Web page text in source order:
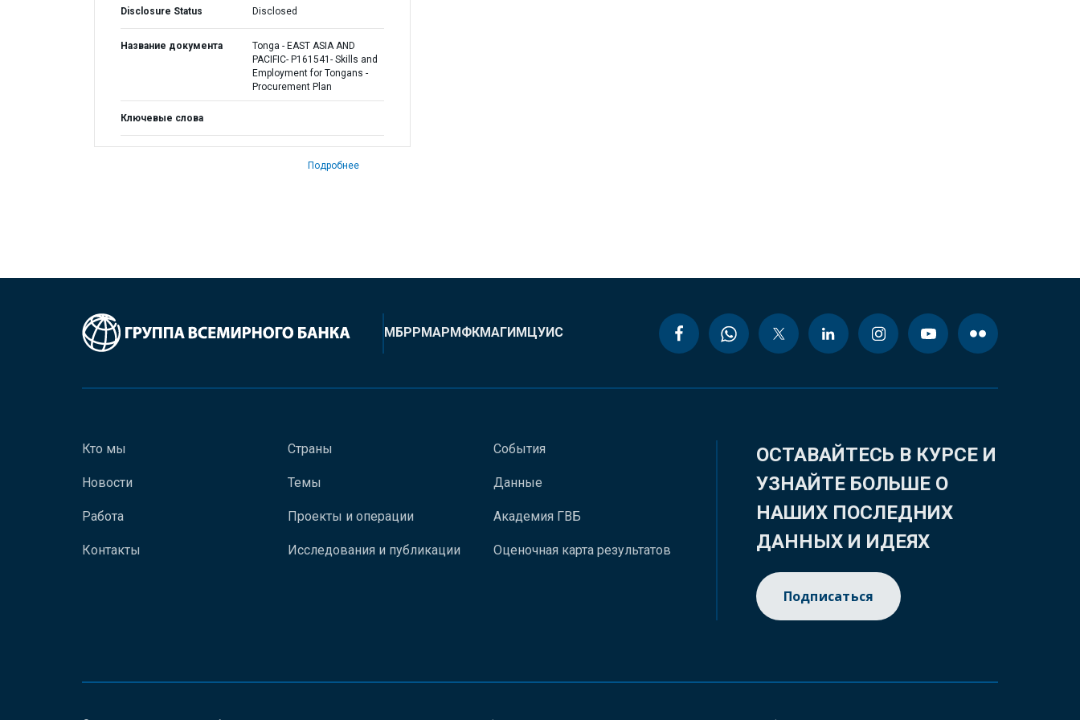
Disclosure Status Disclosed
Название документа
Tonga - EAST ASIA AND
PACIFIC- P161541- Skills and
Employment for Tongans -
Procurement Plan
Ключевые слова
Подробнее
МБРРМАРМФКМАГИМЦУИС
Кто мы
Новости
Работа
Контакты
Страны
Темы
Проекты и операции
Исследования и публикации
События
Данные
Академия ГВБ
Оценочная карта результатов
ОСТАВАЙТЕСЬ В КУРСЕ И
УЗНАЙТЕ БОЛЬШЕ О
НАШИХ ПОСЛЕДНИХ
ДАННЫХ И ИДЕЯХ
Подписаться